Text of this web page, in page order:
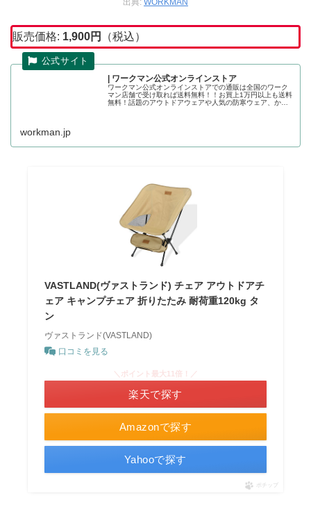
販売価格: 1,900円 （税込）
| ワークマン公式オンラインストア
ワークマン公式オンラインストアでの通販は全国のワーク
マン店舗で受け取れば送料無料！！お買上1万円以上も送料
無料！話題のアウトドアウェアや人気の防寒ウェア、かっ
workman.jp
VASTLAND(ヴァストランド) チェア アウトドアチ
ェア キャンプチェア 折りたたみ 耐荷重120kg タ
ン
ヴァストランド(VASTLAND)
口コミを見る
Amazonで探す
＼ポイント最大11倍！／
楽天で探す
Yahooで探す
ポチップ